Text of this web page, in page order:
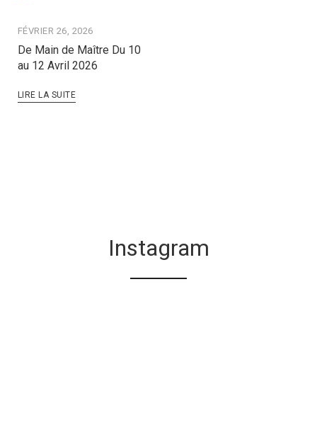
FÉVRIER 26, 2026
De Main de Maître Du 10
au 12 Avril 2026
LIRE LA SUITE
Instagram